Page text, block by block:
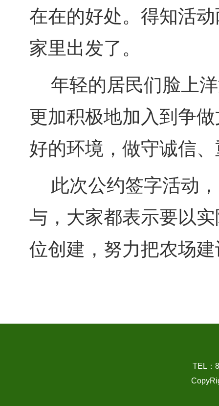
在在的好处。得知活
家里出发了。
年轻的居民们脸上洋
更加积极地加入到争
好的环境，做守诚信
此次公约签字活动，
与，大家都表示要以
位创建，努力把农场
TEL：